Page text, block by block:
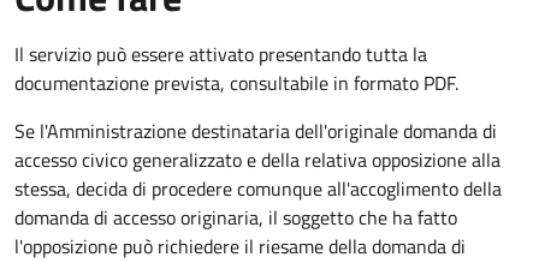
Il servizio può essere attivato presentando tutta la
documentazione prevista, consultabile in formato PDF.
Se l'Amministrazione destinataria dell'originale domanda di
accesso civico generalizzato e della relativa opposizione alla
stessa, decida di procedere comunque all'accoglimento della
domanda di accesso originaria, il soggetto che ha fatto
l'opposizione può richiedere il riesame della domanda di